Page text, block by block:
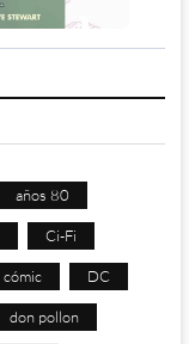
años 80
Ci-Fi
cómic DC
don pollon